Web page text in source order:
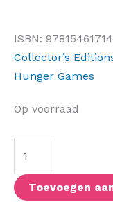
ISBN:
Collector’s
Hunger Games
Op voorraad
Sunrise
Reaping
(US
Edition)
Toevoegen